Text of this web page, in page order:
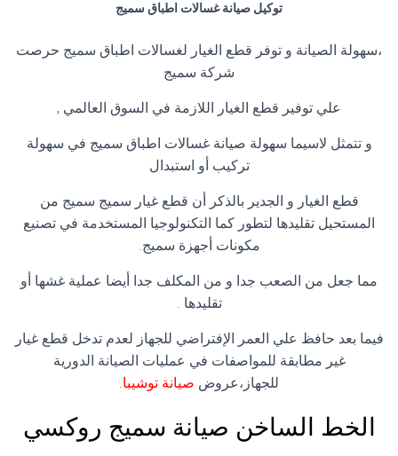
توكيل صيانة غسالات اطباق سميج
،سهولة الصيانة و توفر قطع الغيار لغسالات اطباق سميج حرصت
شركة سميج
علي توفير قطع الغيار اللازمة في السوق العالمي ,
و تتمثل لاسيما سهولة صيانة غسالات اطباق سميج في سهولة
تركيب أو استبدال
قطع الغيار و الجدير بالذكر أن قطع غيار سميج سميج من
المستحيل تقليدها لتطور كما التكنولوجيا المستخدمة في تصنيع
مكونات أجهزة سميج.
مما جعل من الصعب جدا و من المكلف جدا أيضا عملية غشها أو
تقليدها .
فيما بعد حافظ علي العمر الإفتراضي للجهاز لعدم تدخل قطع غيار
غير مطابقة للمواصفات في عمليات الصيانة الدورية
للجهاز،عروض صيانة توشيبا.
الخط الساخن صيانة سميج روكسي